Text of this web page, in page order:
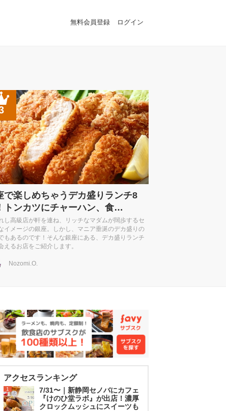
無料会員登録 ログイン
で楽しめちゃうデカ盛りランチ8
トンカツにチャーハン、食…
し高級店が軒を連ね、リッチなマダムが闊歩するセ
イメージの銀座。しかし、マニア垂涎のデカ盛りの
もあるのです！そんな銀座にある、デカ盛りランチ
えるお店をご紹介します。
Nozomi.O.
アクセスランキング
1
7/31〜｜新静岡セノバにカフェ
『けのひ堂ラボ』が出店！濃厚
クロックムッシュにスイーツも